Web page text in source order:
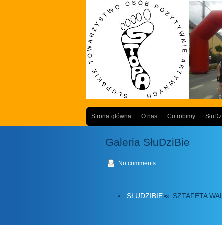
Strona główna O nas Co robimy
Galeria SłuDziBie
No comments
SŁUDZIBIE » SZTAFETA